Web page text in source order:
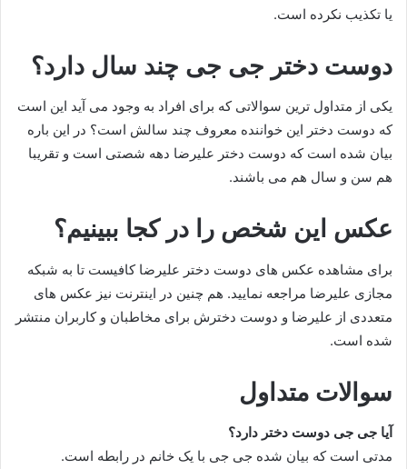
یا تکذیب نکرده است.
دوست دختر جی جی چند سال دارد؟
یکی از متداول ترین سوالاتی که برای افراد به وجود می آید این است
که دوست دختر این خواننده معروف چند سالش است؟ در این باره
بیان شده است که دوست دختر علیرضا دهه شصتی است و تقریبا
هم سن و سال هم می باشند.
عکس این شخص را در کجا ببینیم؟
برای مشاهده عکس های دوست دختر علیرضا کافیست تا به شبکه
مجازی علیرضا مراجعه نمایید. هم چنین در اینترنت نیز عکس های
متعددی از علیرضا و دوست دخترش برای مخاطبان و کاربران منتشر
شده است.
سوالات متداول
آیا جی جی دوست دختر دارد؟
مدتی است که بیان شده جی جی با یک خانم در رابطه است.